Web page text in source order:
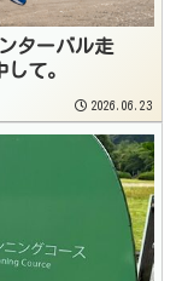
ターバル走
て。
2026.06.23